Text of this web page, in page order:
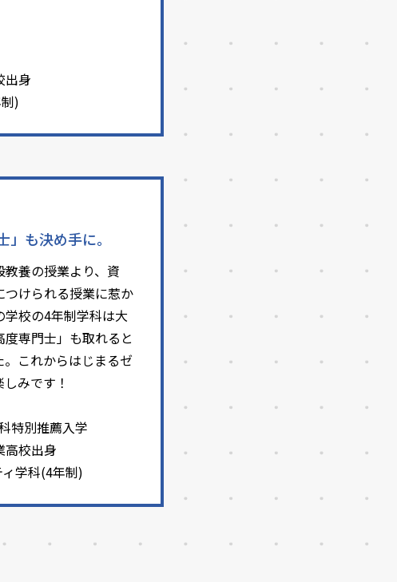
出身
)
も決め手に。
養の授業より、資
けられる授業に惹か
校の4年制学科は大
専門士」も取れると
これからはじまるゼ
みです！
特別推薦入学
高校出身
学科(4年制)